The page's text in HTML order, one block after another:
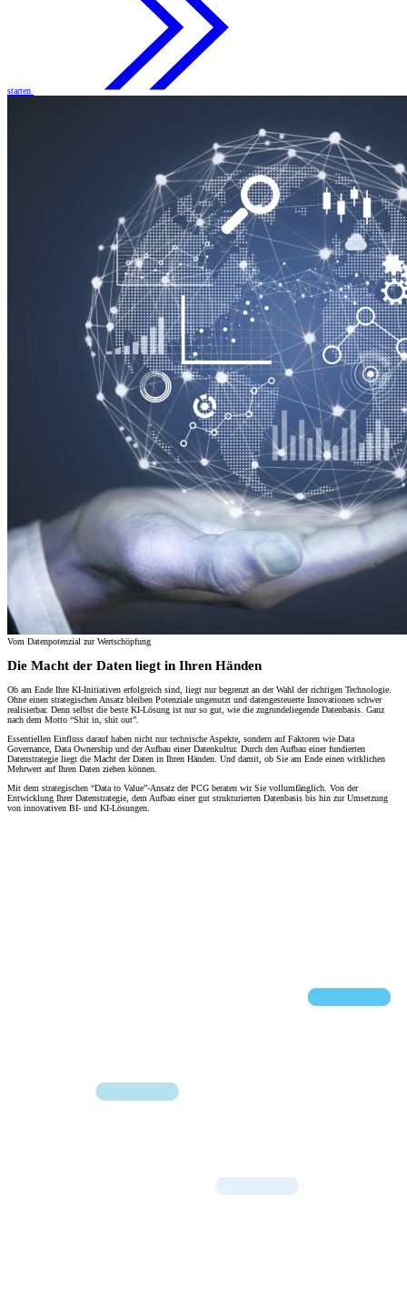
starten
Vom Datenpotenzial zur Wertschöpfung
Die Macht der Daten liegt in Ihren Händen
Ob am Ende Ihre KI-Initiativen erfolgreich sind, liegt nur begrenzt an der Wahl der richtigen Technologie.
Ohne einen strategischen Ansatz bleiben Potenziale ungenutzt und datengesteuerte Innovationen schwer
realisierbar. Denn selbst die beste KI-Lösung ist nur so gut, wie die zugrundeliegende Datenbasis. Ganz
nach dem Motto “Shit in, shit out”.
Essentiellen Einfluss darauf haben nicht nur technische Aspekte, sondern auf Faktoren wie Data
Governance, Data Ownership und der Aufbau einer Datenkultur. Durch den Aufbau einer fundierten
Datenstrategie liegt die Macht der Daten in Ihren Händen. Und damit, ob Sie am Ende einen wirklichen
Mehrwert auf Ihren Daten ziehen können.
Mit dem strategischen “Data to Value”-Ansatz der PCG beraten wir Sie vollumfänglich. Von der
Entwicklung Ihrer Datenstrategie, dem Aufbau einer gut strukturierten Datenbasis bis hin zur Umsetzung
von innovativen BI- und KI-Lösungen.